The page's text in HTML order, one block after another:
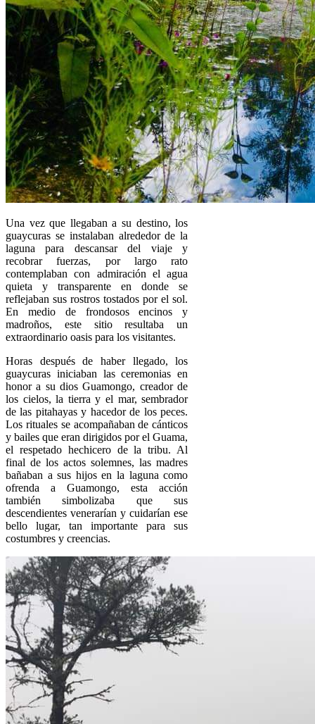
Una vez que llegaban a su destino, los
guaycuras se instalaban alrededor de la
laguna para descansar del viaje y
recobrar fuerzas, por largo rato
contemplaban con admiración el agua
quieta y transparente en donde se
reflejaban sus rostros tostados por el sol.
En medio de frondosos encinos y
madroños, este sitio resultaba un
extraordinario oasis para los visitantes.
Horas después de haber llegado, los
guaycuras iniciaban las ceremonias en
honor a su dios Guamongo, creador de
los cielos, la tierra y el mar, sembrador
de las pitahayas y hacedor de los peces.
Los rituales se acompañaban de cánticos
y bailes que eran dirigidos por el Guama,
el respetado hechicero de la tribu. Al
final de los actos solemnes, las madres
bañaban a sus hijos en la laguna como
ofrenda a Guamongo, esta acción
también simbolizaba que sus
descendientes venerarían y cuidarían ese
bello lugar, tan importante para sus
costumbres y creencias.